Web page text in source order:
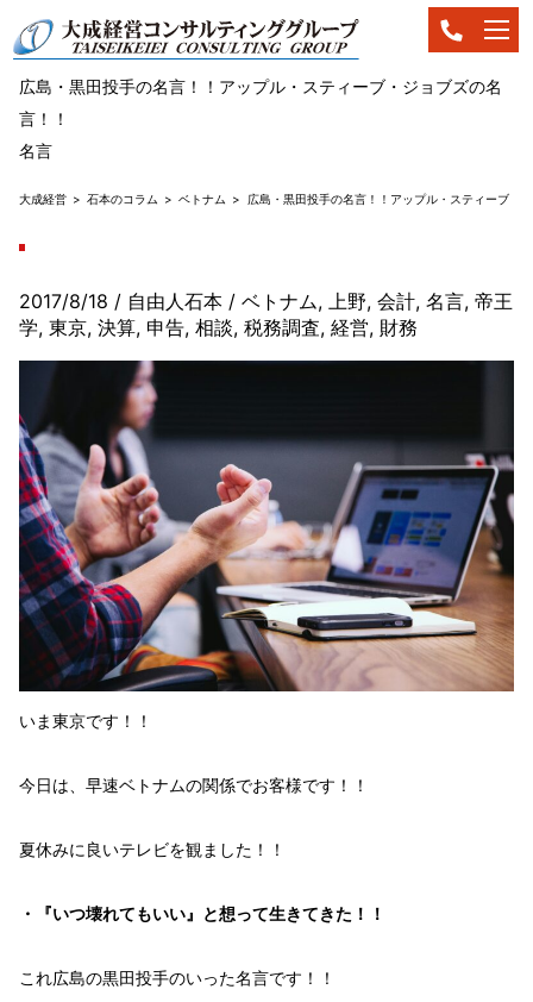
広島・黒田投手の名言！！アップル・スティーブ・ジョブズの名
言！！
名言
大成経営 石本のコラム ベトナム 広島・黒田投手の名言！！アップル・スティーブ・
2017/8/18 / 自由人石本 / ベトナム, 上野, 会計, 名言, 帝王
学, 東京, 決算, 申告, 相談, 税務調査, 経営, 財務
いま東京です！！
今日は、早速ベトナムの関係でお客様です！！
夏休みに良いテレビを観ました！！
・『いつ壊れてもいい』と想って生きてきた！！
これ広島の黒田投手のいった名言です！！